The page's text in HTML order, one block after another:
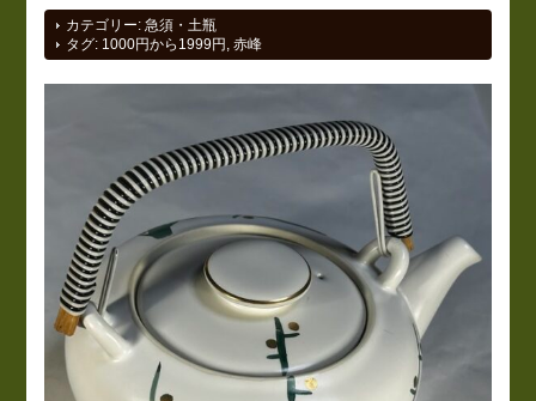
カテゴリー:急須・土瓶
タグ: 1000円から1999円 ,赤峰